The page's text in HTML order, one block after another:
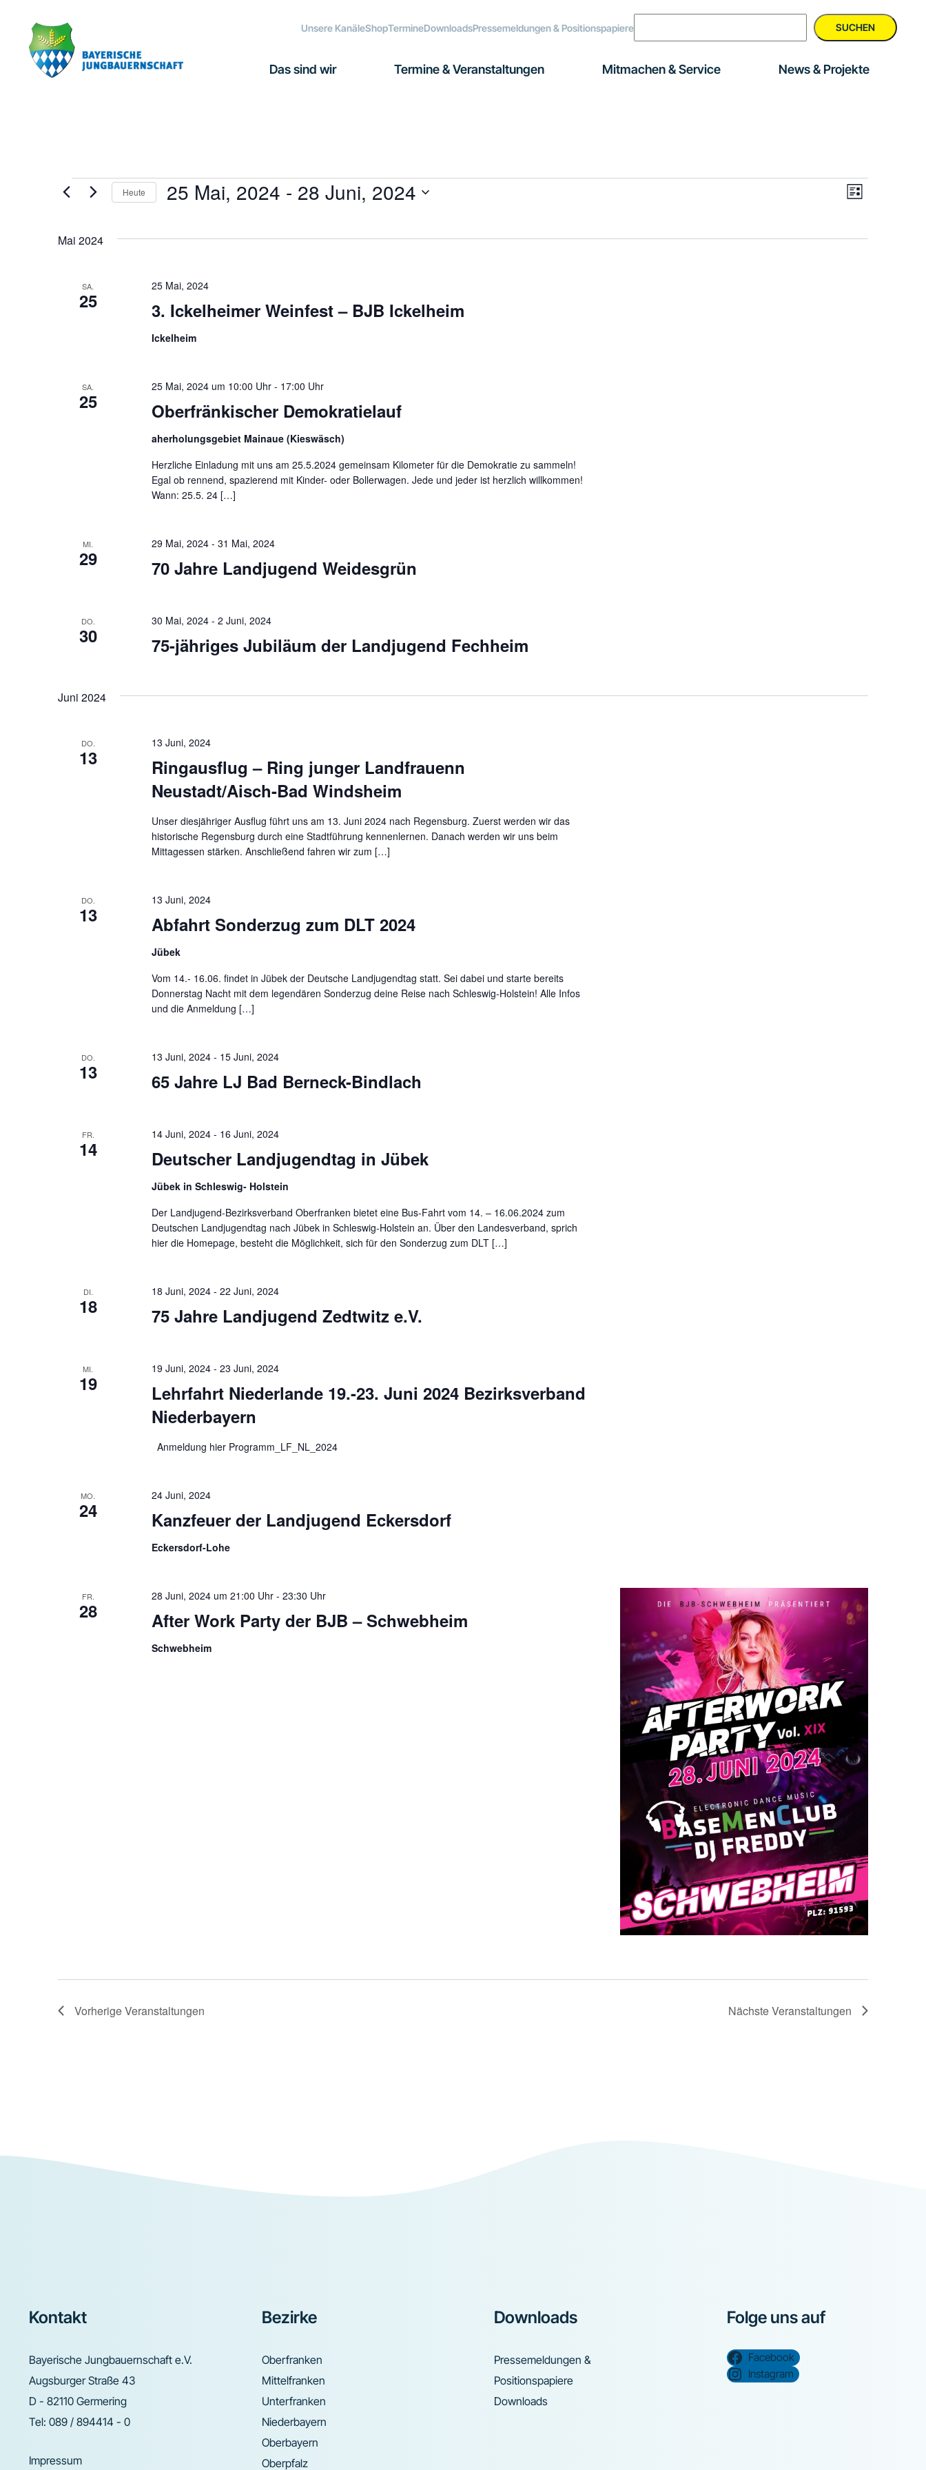
Hauptnavigation
springen
springen
Fußzeile
springen
Unsere KanäleShopTermineDownloadsPressemeldungen & Positionspapiere SUCHEN
Das sind wir Termine & Veranstaltungen Mitmachen & Service News & Projekte
Veranstaltungen Liste
Heute 25 Mai, 2024 - 28 Juni, 2024
Mai 2024
SA.
25 3. Ickelheimer Weinfest – BJB Ickelheim
25 Mai, 2024
Ickelheim
SA.
25 Oberfränkischer Demokratielauf
25 Mai, 2024 um 10:00 Uhr- 17:00 Uhr
aherholungsgebiet Mainaue (Kieswäsch)
Herzliche Einladung mit uns am 25.5.2024 gemeinsam Kilometer für die Demokratie zu sammeln!
Egal ob rennend, spazierend mit Kinder- oder Bollerwagen. Jede und jeder ist herzlich willkommen!
Wann: 25.5. 24 […]
MI.
29 70 Jahre Landjugend Weidesgrün
29 Mai, 2024- 31 Mai, 2024
DO.
30 75-jähriges Jubiläum der Landjugend Fechheim
30 Mai, 2024- 2 Juni, 2024
Juni 2024
DO.
13
Ringausflug – Ring junger Landfrauenn
Neustadt/Aisch-Bad Windsheim
13 Juni, 2024
Unser diesjähriger Ausflug führt uns am 13. Juni 2024 nach Regensburg. Zuerst werden wir das
historische Regensburg durch eine Stadtführung kennenlernen. Danach werden wir uns beim
Mittagessen stärken. Anschließend fahren wir zum […]
DO.
13 Abfahrt Sonderzug zum DLT 2024
13 Juni, 2024
Jübek
Vom 14.- 16.06. findet in Jübek der Deutsche Landjugendtag statt. Sei dabei und starte bereits
Donnerstag Nacht mit dem legendären Sonderzug deine Reise nach Schleswig-Holstein! Alle Infos
und die Anmeldung […]
DO.
13 65 Jahre LJ Bad Berneck-Bindlach
13 Juni, 2024- 15 Juni, 2024
FR.
14 Deutscher Landjugendtag in Jübek
14 Juni, 2024- 16 Juni, 2024
Jübek in Schleswig- Holstein
Der Landjugend-Bezirksverband Oberfranken bietet eine Bus-Fahrt vom 14. – 16.06.2024 zum
Deutschen Landjugendtag nach Jübek in Schleswig-Holstein an. Über den Landesverband, sprich
hier die Homepage, besteht die Möglichkeit, sich für den Sonderzug zum DLT […]
DI.
18 75 Jahre Landjugend Zedtwitz e.V.
18 Juni, 2024- 22 Juni, 2024
MI.
19
Lehrfahrt Niederlande 19.-23. Juni 2024 Bezirksverband
Niederbayern
19 Juni, 2024- 23 Juni, 2024
Anmeldung hier Programm_LF_NL_2024
MO.
24 Kanzfeuer der Landjugend Eckersdorf
24 Juni, 2024
Eckersdorf-Lohe
FR.
28 After Work Party der BJB – Schwebheim
28 Juni, 2024 um 21:00 Uhr- 23:30 Uhr
Schwebheim
VorherigeVeranstaltungen NächsteVeranstaltungen
Footer
Kontakt
Bayerische Jungbauernschaft e.V.
Augsburger Straße 43
D - 82110 Germering
Tel: 089 / 894414 - 0
Impressum
Bezirke
Oberfranken
Mittelfranken
Unterfranken
Niederbayern
Oberbayern
Oberpfalz
Downloads
Pressemeldungen &
Positionspapiere
Downloads
Folge uns auf
Facebook
Instagram